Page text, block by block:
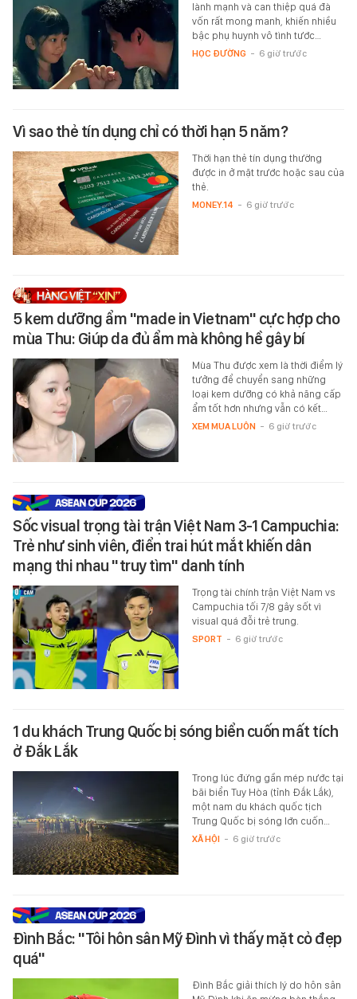
lành mạnh và can thiệp quá đà
vốn rất mong manh, khiến nhiều
bậc phụ huynh vô tình tước…
HỌC ĐƯỜNG - 6 giờ trước
Vì sao thẻ tín dụng chỉ có thời hạn 5 năm?
Thời hạn thẻ tín dụng thường
được in ở mặt trước hoặc sau của
thẻ.
MONEY.14 - 6 giờ trước
5 kem dưỡng ẩm "made in Vietnam" cực hợp cho
mùa Thu: Giúp da đủ ẩm mà không hề gây bí
Mùa Thu được xem là thời điểm lý
tưởng để chuyển sang những
loại kem dưỡng có khả năng cấp
ẩm tốt hơn nhưng vẫn có kết…
XEM MUA LUÔN - 6 giờ trước
Sốc visual trọng tài trận Việt Nam 3-1 Campuchia:
Trẻ như sinh viên, điển trai hút mắt khiến dân
mạng thi nhau "truy tìm" danh tính
Trọng tài chính trận Việt Nam vs
Campuchia tối 7/8 gây sốt vì
visual quá đỗi trẻ trung.
SPORT - 6 giờ trước
1 du khách Trung Quốc bị sóng biển cuốn mất tích
ở Đắk Lắk
Trong lúc đứng gần mép nước tại
bãi biển Tuy Hòa (tỉnh Đắk Lắk),
một nam du khách quốc tịch
Trung Quốc bị sóng lớn cuốn…
XÃ HỘI - 6 giờ trước
Đình Bắc: "Tôi hôn sân Mỹ Đình vì thấy mặt cỏ đẹp
quá"
Đình Bắc giải thích lý do hôn sân